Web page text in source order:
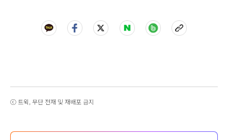
ⓒ 트윅, 무단 전재 및 재배포 금지